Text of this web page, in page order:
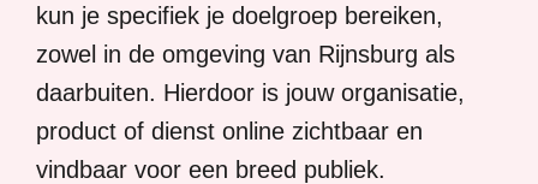
kun je specifiek je doelgroep bereiken,
zowel in de omgeving van Rijnsburg als
daarbuiten. Hierdoor is jouw organisatie,
product of dienst online zichtbaar en
vindbaar voor een breed publiek.